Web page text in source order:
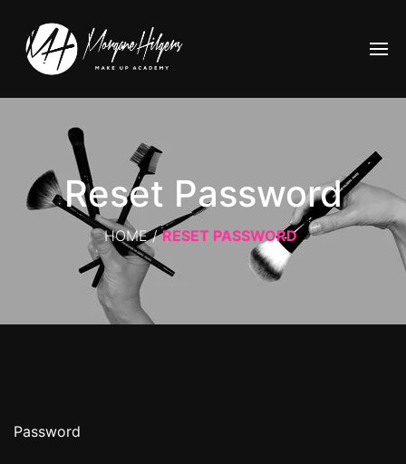
Reset Password
HOME / RESET PASSWORD
Password